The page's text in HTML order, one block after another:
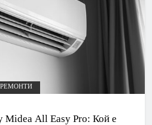
РЕМОНТИ
Midea All Easy Pro: Кой е